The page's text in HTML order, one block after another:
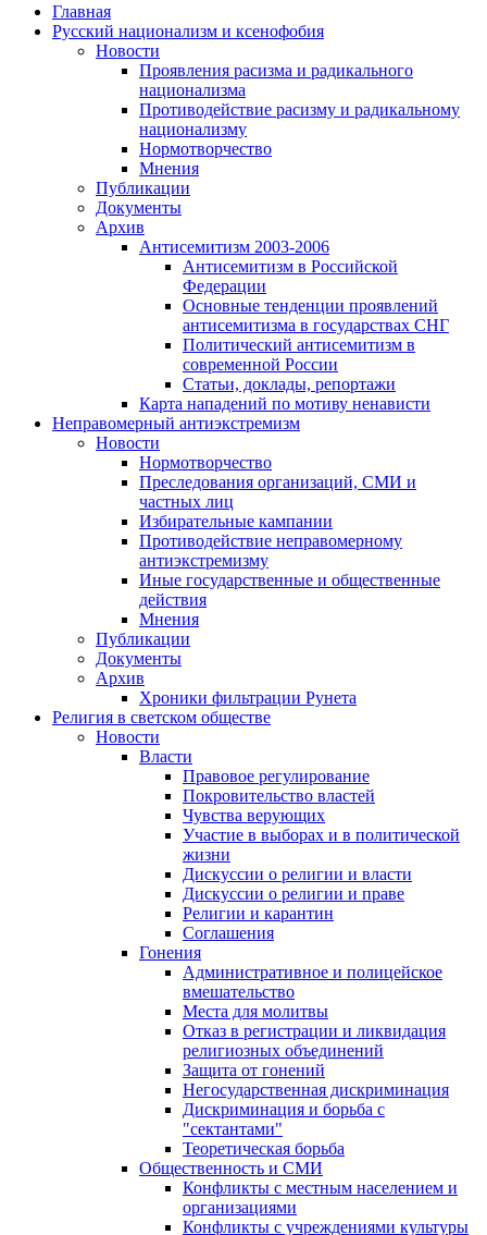
Главная
Русский национализм и ксенофобия
Новости
Проявления расизма и радикального
национализма
Противодействие расизму и радикальному
национализму
Нормотворчество
Мнения
Публикации
Документы
Архив
Антисемитизм 2003-2006
Антисемитизм в Российской
Федерации
Основные тенденции проявлений
антисемитизма в государствах СНГ
Политический антисемитизм в
современной России
Статьи, доклады, репортажи
Карта нападений по мотиву ненависти
Неправомерный антиэкстремизм
Новости
Нормотворчество
Преследования организаций, СМИ и
частных лиц
Избирательные кампании
Противодействие неправомерному
антиэкстремизму
Иные государственные и общественные
действия
Мнения
Публикации
Документы
Архив
Хроники фильтрации Рунета
Религия в светском обществе
Новости
Власти
Правовое регулирование
Покровительство властей
Чувства верующих
Участие в выборах и в политической
жизни
Дискуссии о религии и власти
Дискуссии о религии и праве
Религии и карантин
Соглашения
Гонения
Административное и полицейское
вмешательство
Места для молитвы
Отказ в регистрации и ликвидация
религиозных объединений
Защита от гонений
Негосударственная дискриминация
Дискриминация и борьба с
"сектантами"
Теоретическая борьба
Общественность и СМИ
Конфликты с местным населением и
организациями
Конфликты с учреждениями культуры